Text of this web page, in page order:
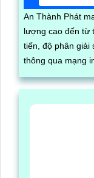
An Thành Phát
lượng cao đến từ thương
tiến, độ phân giải
thông qua mạng
an tâm cho người